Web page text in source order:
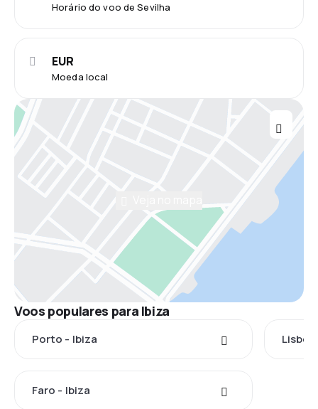
Horário do voo de Sevilha
Moeda local
EUR
Voos populares para Ibiza
Porto - Ibiza
Faro - Ibiza